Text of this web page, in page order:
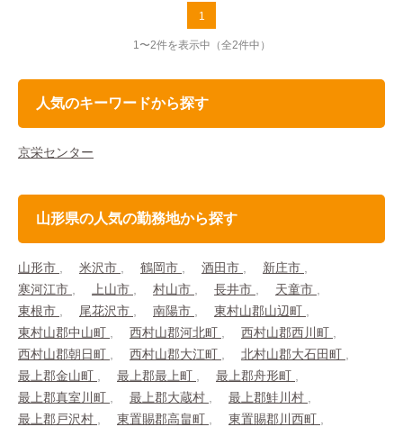
1
1〜2件を表示中 （全2件中）
人気のキーワードから探す
京栄センター
山形県の人気の勤務地から探す
山形市 米沢市 鶴岡市 酒田市
新庄市
寒河江市
上山市 村山市 長井市
天童市
東根市
尾花沢市 南陽市
東村山郡山辺町
東村山郡中山町
西村山郡河北町
西村山郡西川町
西村山郡朝日町
西村山郡大江町
北村山郡大石田町
最上郡金山町
最上郡最上町
最上郡舟形町
最上郡真室川町
最上郡大蔵村
最上郡鮭川村
最上郡戸沢村
東置賜郡高畠町
東置賜郡川西町